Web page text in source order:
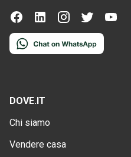
DOVE.IT
Chi siamo
Vendere casa